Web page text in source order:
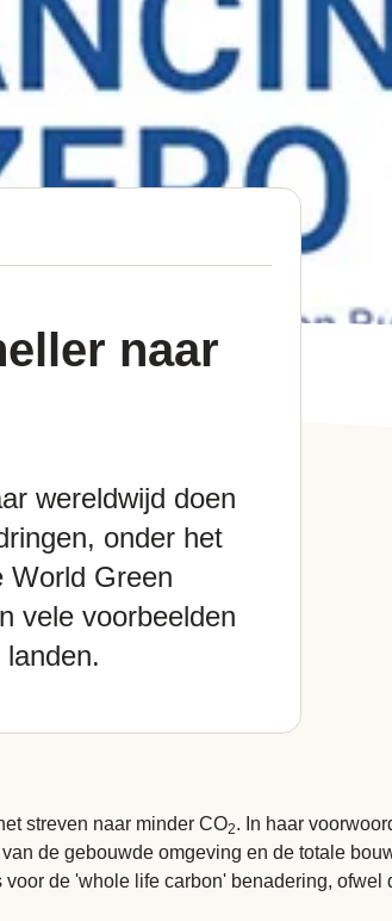
naar
wereldwijd doen
onder het
World Green
vele voorbeelden
streven naar minder CO2. In haar
de gebouwde omgeving en de totale
de 'whole life carbon' benadering, ofwel